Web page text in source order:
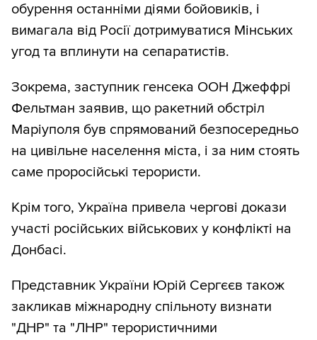
обурення останніми діями бойовиків, і
вимагала від Росії дотримуватися Мінських
угод та вплинути на сепаратистів.
Зокрема, заступник генсека ООН Джеффрі
Фельтман заявив, що ракетний обстріл
Маріуполя був спрямований безпосередньо
на цивільне населення міста, і за ним стоять
саме проросійські терористи.
Крім того, Україна привела чергові докази
участі російських військових у конфлікті на
Донбасі.
Представник України Юрій Сергєєв також
закликав міжнародну спільноту визнати
"ДНР" та "ЛНР" терористичними